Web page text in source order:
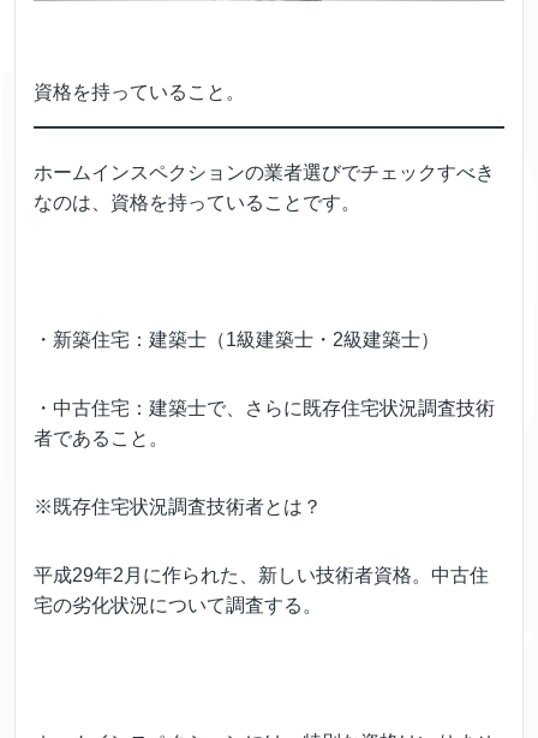
資格を持っていること。
ホームインスペクションの業者選びでチェックすべき
なのは、資格を持っていることです。
・新築住宅：建築士（1級建築士・2級建築士）
・中古住宅：建築士で、さらに既存住宅状況調査技術
者であること。
※既存住宅状況調査技術者とは？
平成29年2月に作られた、新しい技術者資格。中古住
宅の劣化状況について調査する。